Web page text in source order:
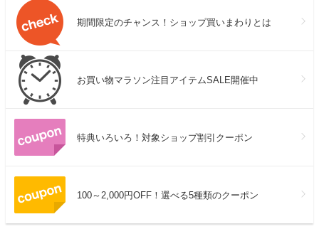
期間限定のチャンス！ショップ買いまわりとは
お買い物マラソン注目アイテムSALE開催中
特典いろいろ！対象ショップ割引クーポン
100～2,000円OFF！選べる5種類のクーポン